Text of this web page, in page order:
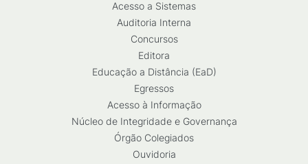
Acesso a Sistemas
Auditoria Interna
Concursos
Editora
Educação a Distância (EaD)
Egressos
Acesso à Informação
Núcleo de Integridade e Governança
Órgão Colegiados
Ouvidoria